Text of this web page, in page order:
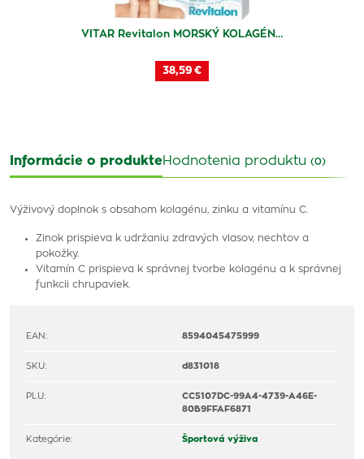
VITAR Revitalon MORSKÝ KOLAGÉN…
38,59 €
Informácie o produkteHodnotenia produktu (0)
Výživový doplnok s obsahom kolagénu, zinku a vitamínu C.
Zinok prispieva k udržaniu zdravých vlasov, nechtov a
pokožky.
Vitamín C prispieva k správnej tvorbe kolagénu a k správnej
funkcii chrupaviek.
EAN: 8594045475999
SKU: d831018
PLU:
CC5107DC-99A4-4739-A46E-
80B9FFAF6871
Kategórie: Športová výživa